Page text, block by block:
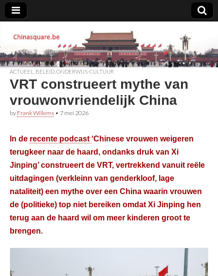
Chinasquare.be
ACTUEEL BELEID ONDERWIJS-CULTUUR
VRT construeert mythe van
vrouwonvriendelijk China
by Frank Willems • 7 mei 2026
In de recente podcast ‘Chinese vrouwen weigeren
terugkeer naar de haard, ondanks druk van Xi
Jinping’ construeert de VRT, vertrekkend vanuit reële
uitdagingen (verkleinn van genderkloof, lage
nataliteit) een mythe over een China waarin vrouwen
de (politieke) top niet bereiken omdat Xi Jinping hen
terug aan de haard wil om meer kinderen groot te
brengen.